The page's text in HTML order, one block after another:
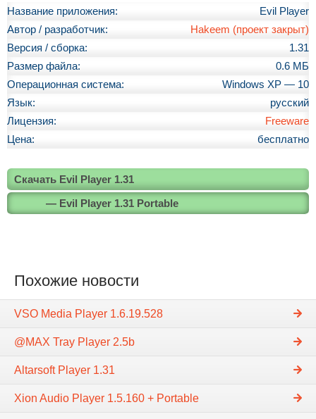
Название приложения:
Evil Player
Автор / разработчик:
Hakeem (проект закрыт)
Версия / сборка:
1.31
Размер файла:
0.6 МБ
Операционная система:
Windows XP — 10
Язык:
русский
Лицензия:
Freeware
Цена:
бесплатно
Скачать Evil Player 1.31
— Evil Player 1.31 Portable
Похожие новости
VSO Media Player 1.6.19.528
@MAX Tray Player 2.5b
Altarsoft Player 1.31
Xion Audio Player 1.5.160 + Portable